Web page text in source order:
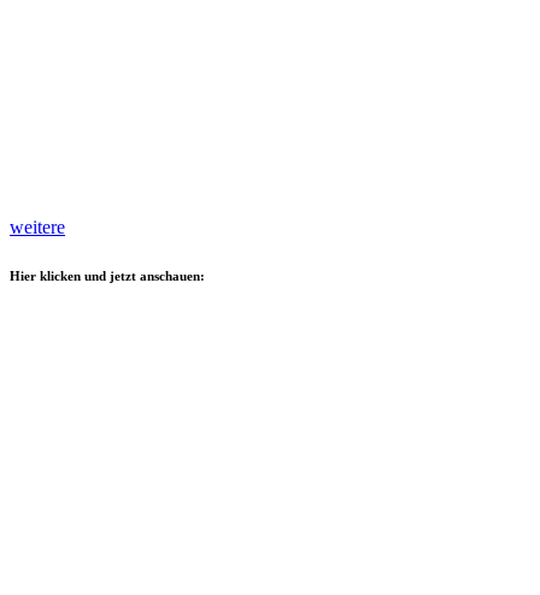
weitere
Hier klicken und jetzt anschauen: